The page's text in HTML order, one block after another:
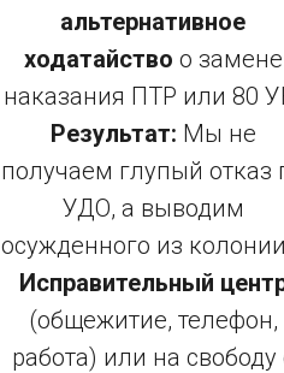
альтернативное
ходатайство о замене
наказания ПТР или 80
Результат: Мы не
получаем глупый отказ
УДО, а выводим
осужденного из
Исправительный
(общежитие, телефон,
работа) или на свободу